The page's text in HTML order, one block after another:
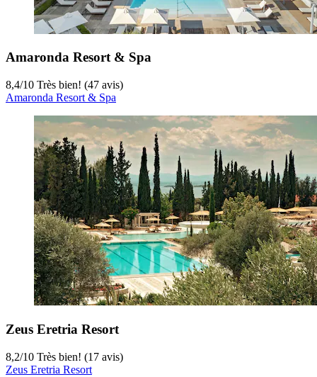
Amaronda Resort & Spa
8,4/10 Très bien! (47 avis)
Amaronda Resort & Spa
Zeus Eretria Resort
8,2/10 Très bien! (17 avis)
Zeus Eretria Resort